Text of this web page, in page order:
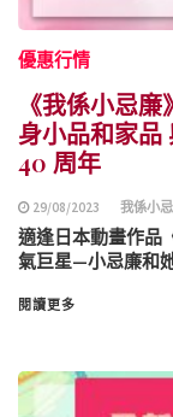
優惠行情
《我係小忌
身小品和家品
40 周年
29/08/2023 我係小
適逢日本動畫作品
氣巨星—小忌廉和
閱讀更多